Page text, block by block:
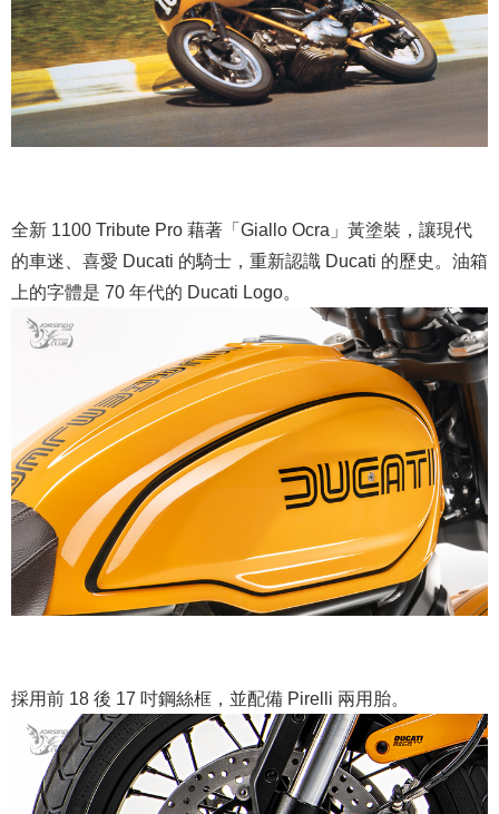
全新 1100 Tribute Pro 藉著「Giallo Ocra」黃塗裝，讓現代
的車迷、喜愛 Ducati 的騎士，重新認識 Ducati 的歷史。油箱
上的字體是 70 年代的 Ducati Logo。
採用前 18 後 17 吋鋼絲框，並配備 Pirelli 兩用胎。